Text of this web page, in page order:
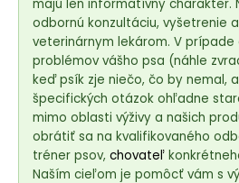
majú len informatívny charakter.
odbornú konzultáciu, vyšetrenie
veterinárnym lekárom. V
problémov vášho psa (náhle
keď psík zje niečo, čo by nemal,
špecifických otázok ohľadne
mimo oblasti výživy a našich
obrátiť sa na kvalifikovaného
tréner psov, chovateľ
Naším cieľom je pomôcť vám s